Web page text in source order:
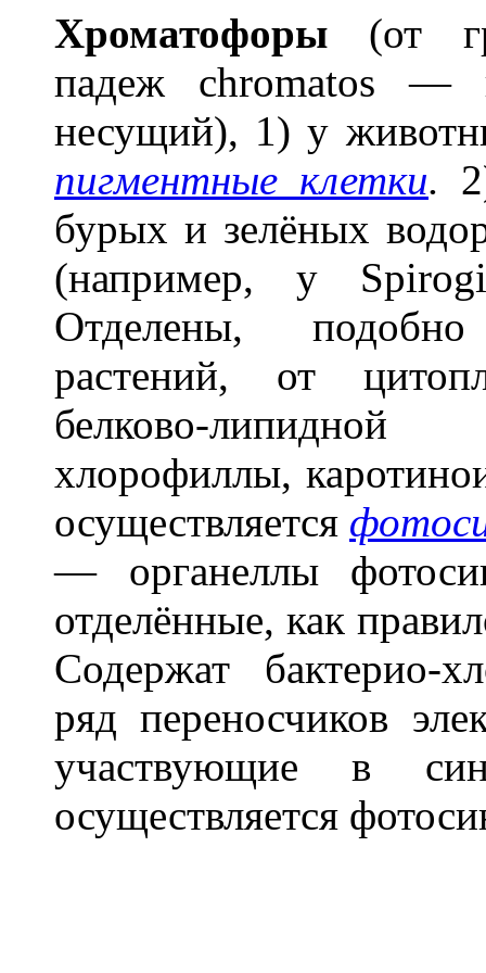
Хроматофоры (от
падеж chromatos —
несущий), 1) у
пигментные клетки.
бурых и зелёных
(например, у
Отделены,
растений, от
белково-
хлорофиллы,
осуществляется
— органеллы
отделённые, как
Содержат бактерио-
ряд переносчиков
участвующие в
осуществляется